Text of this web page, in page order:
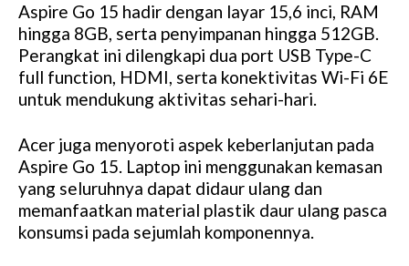
Aspire Go 15 hadir dengan layar 15,6 inci, RAM
hingga 8GB, serta penyimpanan hingga 512GB.
Perangkat ini dilengkapi dua port USB Type-C
full function, HDMI, serta konektivitas Wi-Fi 6E
untuk mendukung aktivitas sehari-hari.
Acer juga menyoroti aspek keberlanjutan pada
Aspire Go 15. Laptop ini menggunakan kemasan
yang seluruhnya dapat didaur ulang dan
memanfaatkan material plastik daur ulang pasca
konsumsi pada sejumlah komponennya.